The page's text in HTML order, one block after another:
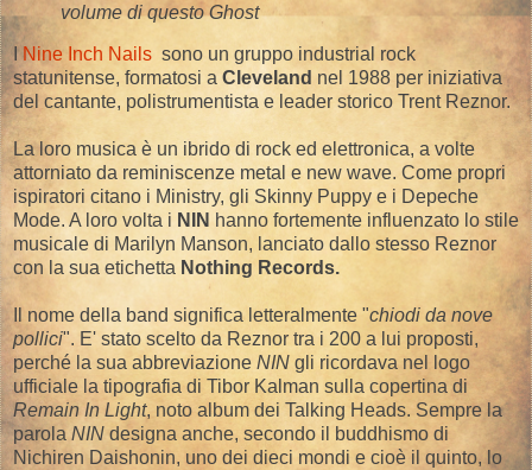
volume di questo Ghost
INine Inch Nails sono un gruppo industrial rock
statunitense, formatosi a Cleveland nel 1988 per iniziativa
del cantante, polistrumentista e leader storico Trent Reznor.
La loro musica è un ibrido di rock ed elettronica, a volte
attorniato da reminiscenze metal e new wave. Come propri
ispiratori citano i Ministry, gli Skinny Puppy e i Depeche
Mode. A loro volta i NIN hanno fortemente influenzato lo stile
musicale di Marilyn Manson, lanciato dallo stesso Reznor
con la sua etichetta Nothing Records.
Il nome della band significa letteralmente "chiodi da nove
pollici". E' stato scelto da Reznor tra i 200 a lui proposti,
perché la sua abbreviazione NIN gli ricordava nel logo
ufficiale la tipografia di Tibor Kalman sulla copertina di
Remain In Light, noto album dei Talking Heads. Sempre la
parola NIN designa anche, secondo il buddhismo di
Nichiren Daishonin, uno dei dieci mondi e cioè il quinto, lo